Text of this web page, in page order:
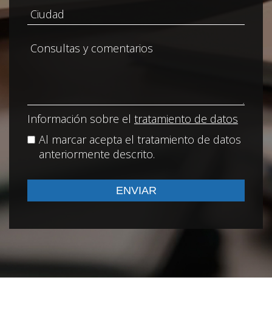
Información sobre el tratamiento de datos
Al marcar acepta el tratamiento de datos
anteriormente descrito.